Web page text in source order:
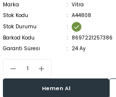
Marka
Vitra
Stok Kodu
A44808
Stok Durumu
Barkod Kodu
8697221257386
Garanti Süresi
24 Ay
Hemen Al